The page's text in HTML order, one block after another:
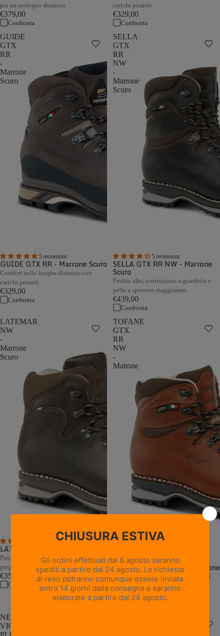
per un sostegno duraturo
€379,00
Confronta
carichi pesanti
€329,00
Confronta
GUIDE
GTX
RR
-
Marrone
Scuro
5 recensioni
GUIDE GTX RR - Marrone Scuro
Comfort nelle lunghe distanze con
carichi pesanti
€329,00
Confronta
SELLA
GTX
RR
NW
-
Marrone
Scuro
5 recensioni
SELLA GTX RR NW - Marrone
Scuro
Profilo alto, costruzione a guardolo e
pelle a spessore maggiorato.
€439,00
Confronta
LATEMAR
NW
-
Marrone
Scuro
4 recensioni
LATEMAR NW - Marrone Scuro
Prestazioni e robustezza d'altri tempi in
pregiata pelle toscana.
€355,00
Confronta
TOFANE
GTX
RR
NW
-
Mattone
9 recensioni
TOFANE GTX RR NW - Mattone
Costruzione a guardolo e prestazioni
durature in pregiata pelle toscana.
€399,00
Confronta
NEW
VIOZ